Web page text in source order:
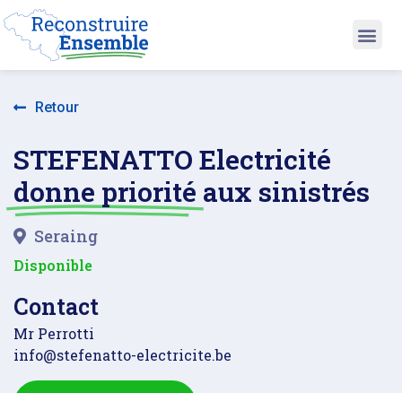
Retour
STEFENATTO Electricité
donne priorité aux sinistrés
Seraing
Disponible
Contact
Mr Perrotti
info@stefenatto-electricite.be